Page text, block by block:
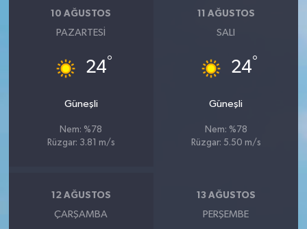
10 AĞUSTOS
PAZARTESI
24°
Güneşli
Nem: %78
Rüzgar: 3.81 m/s
11 AĞUSTOS
SALI
24°
Güneşli
Nem: %78
Rüzgar: 5.50 m/s
12 AĞUSTOS
ÇARŞAMBA
13 AĞUSTOS
PERŞEMBE